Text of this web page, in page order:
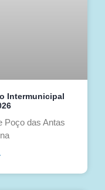
Intermunicipal
Poço das Antas